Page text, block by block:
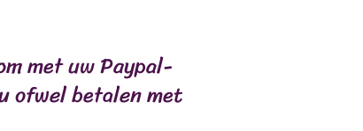
met uw Paypal-
ofwel betalen met